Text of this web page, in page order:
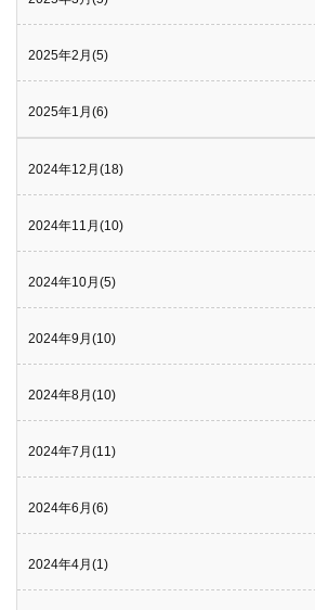
2025年2月(5)
2025年1月(6)
2024年12月(18)
2024年11月(10)
2024年10月(5)
2024年9月(10)
2024年8月(10)
2024年7月(11)
2024年6月(6)
2024年4月(1)